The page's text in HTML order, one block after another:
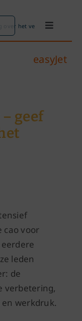
Toggle
over het vervolg
easyJet
geef
cao voor
leden
de
verbetering,
werkdruk.